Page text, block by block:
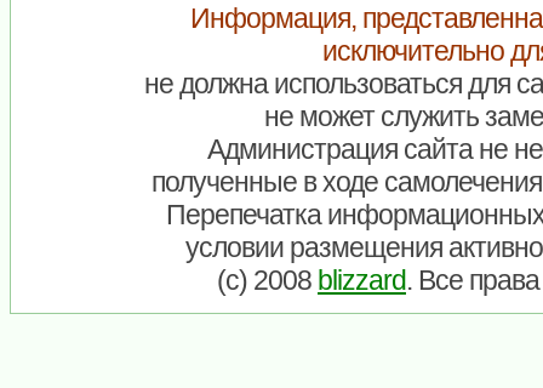
Информация,
исключительно
не должна использоваться для
не может служить
Администрация сайта не
полученные в ходе
Перепечатка
условии размещения
(c) 2008 blizzard. Все